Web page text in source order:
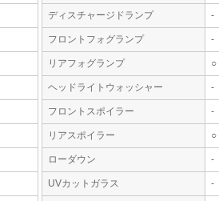
ディスチャージドランプ -
フロントフォグランプ -
リアフォグランプ ○
ヘッドライトウォッシャー -
フロントスポイラー -
リアスポイラー ○
ローダウン -
UVカットガラス -